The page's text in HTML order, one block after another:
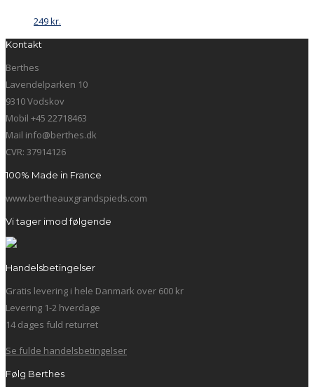
249kr.
Kontakt
Berthes
Lavendelparken 10
9310 Vodskov
Mobil +45 22718463
Mail info@berthes.dk
CVR: 37914126
100% Made in France
www.bertheauxgrandspieds.com
Vi tager imod følgende
Handelsbetingelser
Gratis levering i hele Danmark over 600 kr
Levering 1-2 hverdage
14 dages fuld returret
Se fulde handelsbetingelser
Følg Berthes